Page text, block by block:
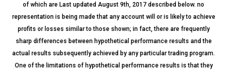
of which are Last updated August 9th, 2017 described below. no
representation is being made that any account will or is likely to achieve
profits or losses similar to those shown; in fact, there are frequently
sharp differences between hypothetical performance results and the
actual results subsequently achieved by any particular trading program.
One of the limitations of hypothetical performance results is that they